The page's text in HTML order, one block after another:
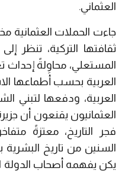
العثماني.
جاءت الحملات العثمانية
ثقافتها التركية، تنظر
المستعلي، محاوِلةً
العربية بحسب أطماعها
العربية، ودفعها لتبني
العثمانيون يقنعون أن
فجر التاريخ، معتزةً
السنين من تاريخ البشرية
يكن يفهمه أصحاب الدولة